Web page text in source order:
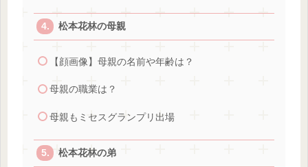
松本花林の母親
【顔画像】母親の名前や年齢は？
母親の職業は？
母親もミセスグランプリ出場
松本花林の弟